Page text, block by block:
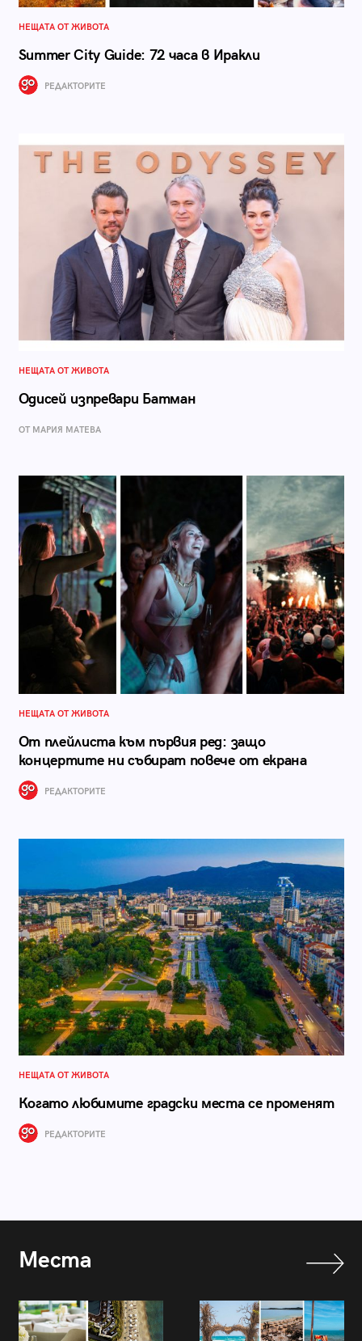
НЕЩАТА ОТ ЖИВОТА
Summer City Guide: 72 часа в Иракли
РЕДАКТОРИТЕ
НЕЩАТА ОТ ЖИВОТА
Одисей изпревари Батман
ОТ МАРИЯ МАТЕВА
НЕЩАТА ОТ ЖИВОТА
От плейлиста към първия ред: защо
концертите ни събират повече от екрана
РЕДАКТОРИТЕ
НЕЩАТА ОТ ЖИВОТА
Когато любимите градски места се променят
РЕДАКТОРИТЕ
Места